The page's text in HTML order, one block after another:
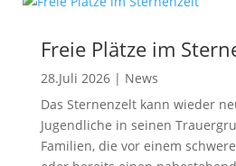
Freie Plätze im
28.Juli 2026| News
Das Sternenzelt kann wieder
Jugendliche in seinen
Familien, die vor einem